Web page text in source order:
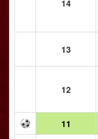
14
13
12
11